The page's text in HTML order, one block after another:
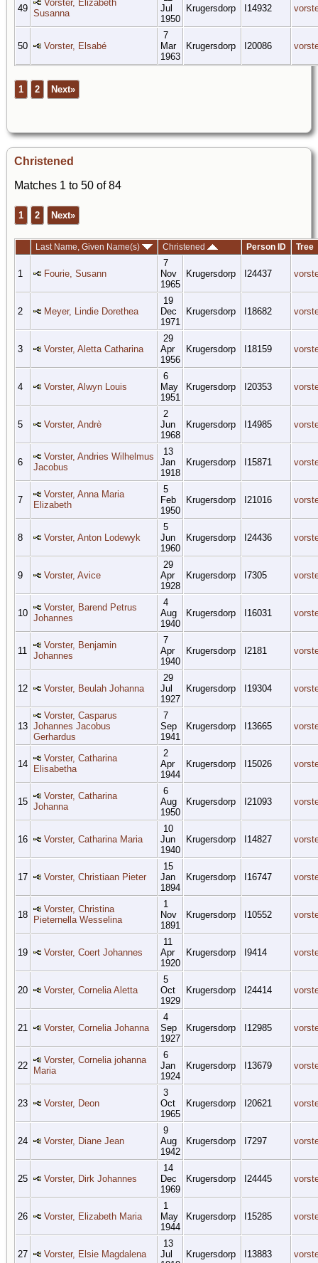
49
Vorster, Elizabeth
Susanna
Jul
1950
Krugersdorp I14932
50 Vorster, Elsabé
7
Mar
1963
Krugersdorp I20086
1 2 Next»
Christened
Matches 1 to 50 of 84
1 2 Next»
Last Name, Given Name(s) Christened Person ID Tree
1 Fourie, Susann
7
Nov
1965
Krugersdorp I24437
2 Meyer, Lindie Dorethea
19
Dec
1971
Krugersdorp I18682
3 Vorster, Aletta Catharina
29
Apr
1956
Krugersdorp I18159
4 Vorster, Alwyn Louis
6
May
1951
Krugersdorp I20353
5 Vorster, Andrè
2
Jun
1968
Krugersdorp I14985
6
Vorster, Andries Wilhelmus
Jacobus
13
Jan
1918
Krugersdorp I15871
7
Vorster, Anna Maria
Elizabeth
5
Feb
1950
Krugersdorp I21016
8 Vorster, Anton Lodewyk
5
Jun
1960
Krugersdorp I24436
9 Vorster, Avice
29
Apr
1928
Krugersdorp I7305
10
Vorster, Barend Petrus
Johannes
4
Aug
1940
Krugersdorp I16031
11
Vorster, Benjamin
Johannes
7
Apr
1940
Krugersdorp I2181
12 Vorster, Beulah Johanna
29
Jul
1927
Krugersdorp I19304
13
Vorster, Casparus
Johannes Jacobus
Gerhardus
7
Sep
1941
Krugersdorp I13665
14
Vorster, Catharina
Elisabetha
2
Apr
1944
Krugersdorp I15026
15
Vorster, Catharina
Johanna
6
Aug
1950
Krugersdorp I21093
16 Vorster, Catharina Maria
10
Jun
1940
Krugersdorp I14827
17 Vorster, Christiaan Pieter
15
Jan
1894
Krugersdorp I16747
18
Vorster, Christina
Pieternella Wesselina
1
Nov
1891
Krugersdorp I10552
19 Vorster, Coert Johannes
11
Apr
1920
Krugersdorp I9414
20 Vorster, Cornelia Aletta
5
Oct
1929
Krugersdorp I24414
21 Vorster, Cornelia Johanna
4
Sep
1927
Krugersdorp I12985
22
Vorster, Cornelia johanna
Maria
6
Jan
1924
Krugersdorp I13679
23 Vorster, Deon
3
Oct
1965
Krugersdorp I20621
24 Vorster, Diane Jean
9
Aug
1942
Krugersdorp I7297
25 Vorster, Dirk Johannes
14
Dec
1969
Krugersdorp I24445
26 Vorster, Elizabeth Maria
1
May
1944
Krugersdorp I15285
27 Vorster, Elsie Magdalena
13
Jul
Krugersdorp I13883